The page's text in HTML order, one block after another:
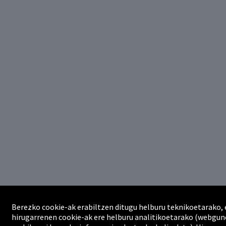
Berezko cookie-ak erabiltzen ditugu helburu teknikoetarako,
hirugarrenen cookie-ak ere helburu analitikoetarako